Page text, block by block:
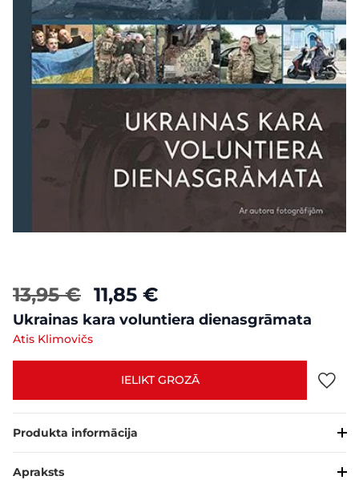
13,95 € 11,85 €
Ukrainas kara voluntiera dienasgrāmata
Atis Klimovičs
IELIKT GROZĀ
Produkta informācija
Apraksts